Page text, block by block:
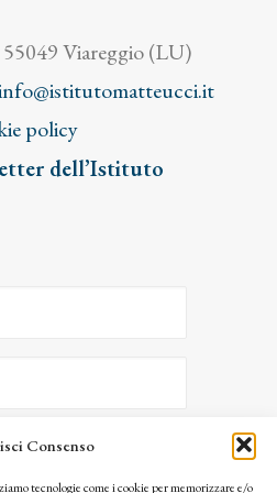
Consenso
tecnologie come i cookie per memorizzare e/o
Viareggio (LU)
policy
dell’Istituto